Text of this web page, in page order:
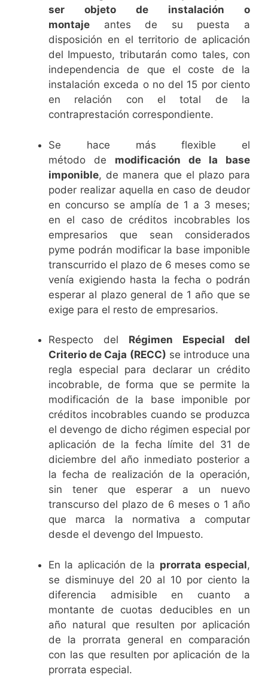
ser objeto de instalación o
montaje antes de su puesta a
disposición en el territorio de aplicación
del Impuesto, tributarán como tales, con
independencia de que el coste de la
instalación exceda o no del 15 por ciento
en relación con el total de la
contraprestación correspondiente.
Se hace más flexible el
método de modificación de la base
imponible, de manera que el plazo para
poder realizar aquella en caso de deudor
en concurso se amplía de 1 a 3 meses;
en el caso de créditos incobrables los
empresarios que sean considerados
pyme podrán modificar la base imponible
transcurrido el plazo de 6 meses como se
venía exigiendo hasta la fecha o podrán
esperar al plazo general de 1 año que se
exige para el resto de empresarios.
Respecto del Régimen Especial del
Criterio de Caja (RECC) se introduce una
regla especial para declarar un crédito
incobrable, de forma que se permite la
modificación de la base imponible por
créditos incobrables cuando se produzca
el devengo de dicho régimen especial por
aplicación de la fecha límite del 31 de
diciembre del año inmediato posterior a
la fecha de realización de la operación,
sin tener que esperar a un nuevo
transcurso del plazo de 6 meses o 1 año
que marca la normativa a computar
desde el devengo del Impuesto.
En la aplicación de la prorrata especial,
se disminuye del 20 al 10 por ciento la
diferencia admisible en cuanto a
montante de cuotas deducibles en un
año natural que resulten por aplicación
de la prorrata general en comparación
con las que resulten por aplicación de la
prorrata especial.